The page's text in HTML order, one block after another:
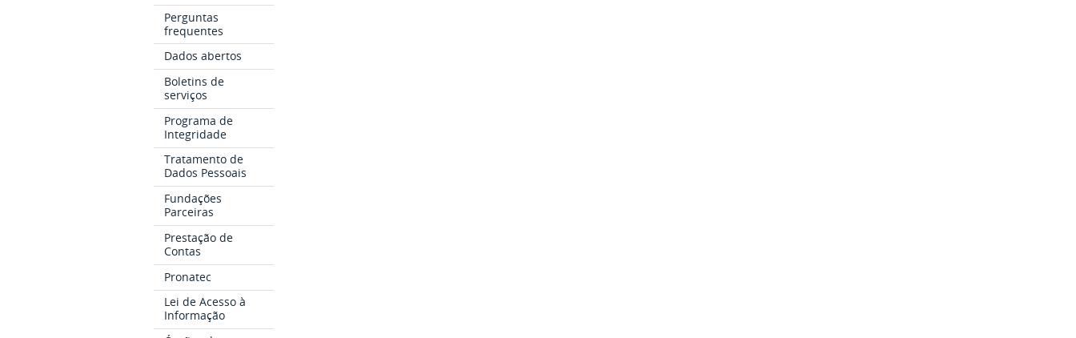
Perguntas
frequentes
Dados abertos
Boletins de
serviços
Programa de
Integridade
Tratamento de
Dados Pessoais
Fundações
Parceiras
Prestação de
Contas
Pronatec
Lei de Acesso à
Informação